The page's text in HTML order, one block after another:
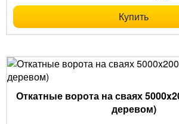
Купить
Откатные ворота на сваях
деревом)